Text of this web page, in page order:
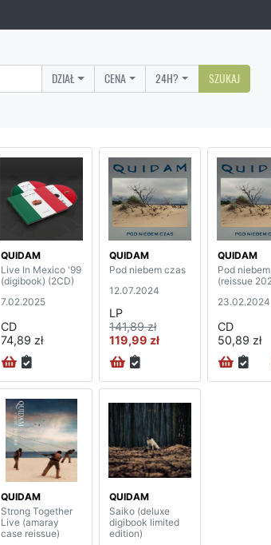
DZIAŁ CENA 24H? SZUKAJ
QUIDAM
Live In Mexico '99
(digibook) (2CD)
7.02.2025
CD
74,89 zł
QUIDAM
Pod niebem czas
12.07.2024
LP
141,89 zł
119,99 zł
QUIDAM
Pod
(reissue
23.02.2024
CD
50,89 zł
QUIDAM
Strong Together
Live (amaray
case reissue)
QUIDAM
Saiko (deluxe
digibook limited
edition)